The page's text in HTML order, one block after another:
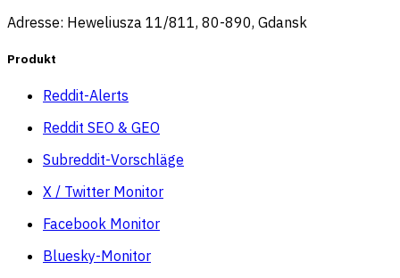
Adresse: Heweliusza 11/811, 80-890, Gdansk
Produkt
Reddit-Alerts
Reddit SEO & GEO
Subreddit-Vorschläge
X / Twitter Monitor
Facebook Monitor
Bluesky-Monitor